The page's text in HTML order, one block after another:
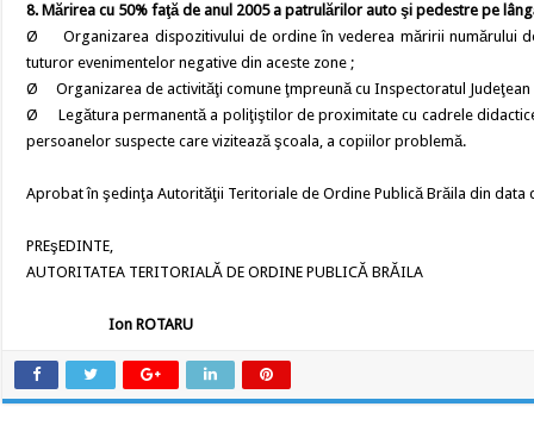
8. Mărirea cu 50% faţă de anul 2005 a patrulărilor auto şi pedestre pe
Ø Organizarea dispozitivului de ordine în vederea măririi numărului
tuturor evenimentelor negative din aceste zone ;
Ø Organizarea de activităţi comune ţmpreună cu Inspectoratul Judeţean
Ø Legătura permanentă a poliţiştilor de proximitate cu cadrele
persoanelor suspecte care vizitează şcoala, a copiilor problemă.
Aprobat în şedinţa Autorităţii Teritoriale de Ordine Publică Brăila din data
PREşEDINTE,
AUTORITATEA TERITORIALĂ DE ORDINE PUBLICĂ BRĂILA
Ion ROTARU